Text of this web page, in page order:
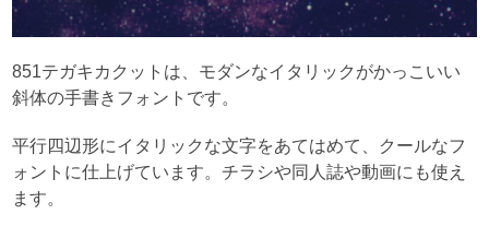
851テガキカクットは、モダンなイタリックがかっこいい
斜体の手書きフォントです。
平行四辺形にイタリックな文字をあてはめて、クールなフ
ォントに仕上げています。チラシや同人誌や動画にも使え
ます。